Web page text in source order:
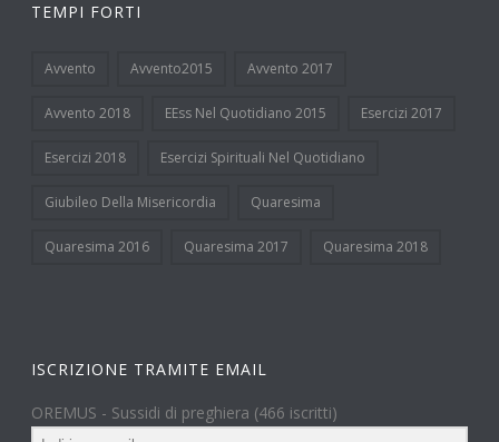
TEMPI FORTI
Avvento Avvento2015 Avvento 2017
Avvento 2018 EEss Nel Quotidiano 2015 Esercizi 2017
Esercizi 2018 Esercizi Spirituali Nel Quotidiano
Giubileo Della Misericordia Quaresima
Quaresima 2016 Quaresima 2017 Quaresima 2018
ISCRIZIONE TRAMITE EMAIL
OREMUS - Sussidi di preghiera (466 iscritti)